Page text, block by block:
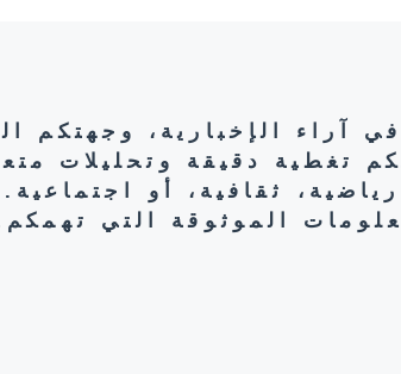
آراء الإخبارية، وجهتكم
تغطية دقيقة وتحليلات
رياضية، ثقافية، أو
الموثوقة التي